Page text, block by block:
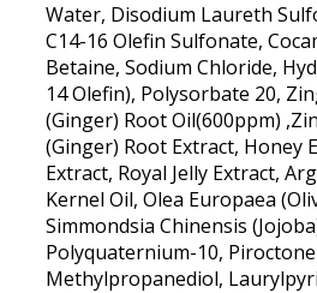
Water, Disodium Laureth
C14-16 Olefin Sulfonate,
Betaine, Sodium Chloride,
14 Olefin), Polysorbate 20,
(Ginger) Root Oil(600ppm)
(Ginger) Root Extract, Honey
Extract, Royal Jelly Extract,
Kernel Oil, Olea Europaea
Simmondsia Chinensis
Polyquaternium-10,
Methylpropanediol,